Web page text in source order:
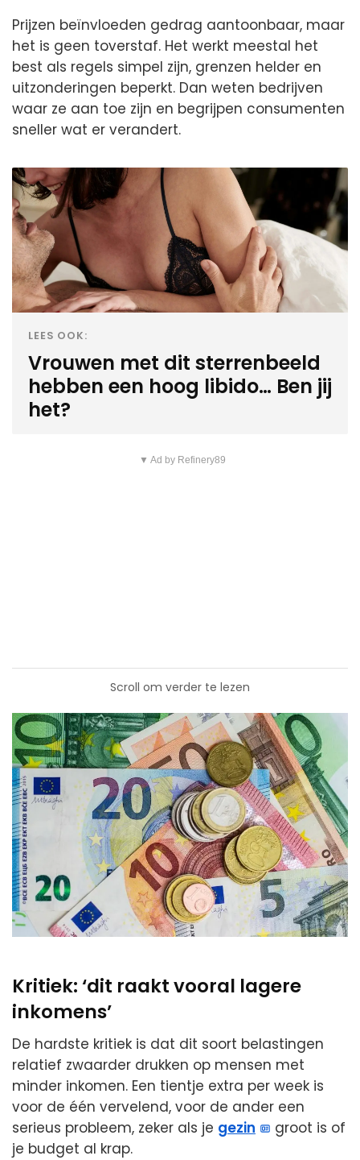
Prijzen beïnvloeden gedrag aantoonbaar, maar
het is geen toverstaf. Het werkt meestal het
best als regels simpel zijn, grenzen helder en
uitzonderingen beperkt. Dan weten bedrijven
waar ze aan toe zijn en begrijpen consumenten
sneller wat er verandert.
LEES OOK:
Vrouwen met dit sterrenbeeld
hebben een hoog libido… Ben jij
het?
▼ Ad by Refinery89
Scroll om verder te lezen
Kritiek: ‘dit raakt vooral lagere
inkomens’
De hardste kritiek is dat dit soort belastingen
relatief zwaarder drukken op mensen met
minder inkomen. Een tientje extra per week is
voor de één vervelend, voor de ander een
serieus probleem, zeker als je gezin
groot is of
je budget al krap.